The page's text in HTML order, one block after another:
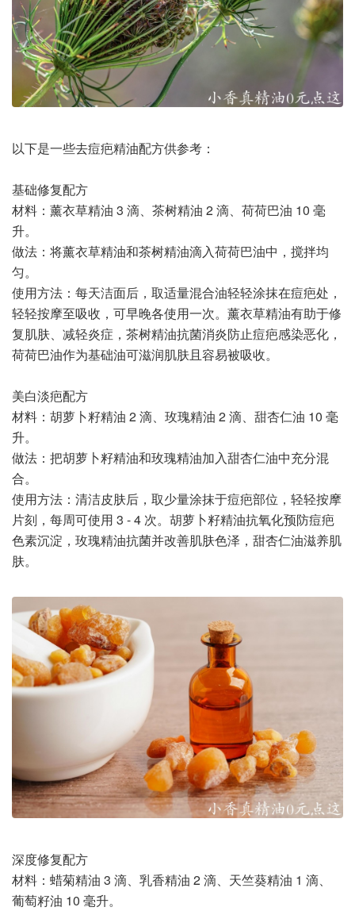
以下是一些去痘疤精油配方供参考：
基础修复配方
材料：薰衣草精油 3 滴、茶树精油 2 滴、荷荷巴油 10 毫
升。
做法：将薰衣草精油和茶树精油滴入荷荷巴油中，搅拌均
匀。
使用方法：每天洁面后，取适量混合油轻轻涂抹在痘疤处，
轻轻按摩至吸收，可早晚各使用一次。薰衣草精油有助于修
复肌肤、减轻炎症，茶树精油抗菌消炎防止痘疤感染恶化，
荷荷巴油作为基础油可滋润肌肤且容易被吸收。
美白淡疤配方
材料：胡萝卜籽精油 2 滴、玫瑰精油 2 滴、甜杏仁油 10 毫
升。
做法：把胡萝卜籽精油和玫瑰精油加入甜杏仁油中充分混
合。
使用方法：清洁皮肤后，取少量涂抹于痘疤部位，轻轻按摩
片刻，每周可使用 3 - 4 次。胡萝卜籽精油抗氧化预防痘疤
色素沉淀，玫瑰精油抗菌并改善肌肤色泽，甜杏仁油滋养肌
肤。
深度修复配方
材料：蜡菊精油 3 滴、乳香精油 2 滴、天竺葵精油 1 滴、
葡萄籽油 10 毫升。